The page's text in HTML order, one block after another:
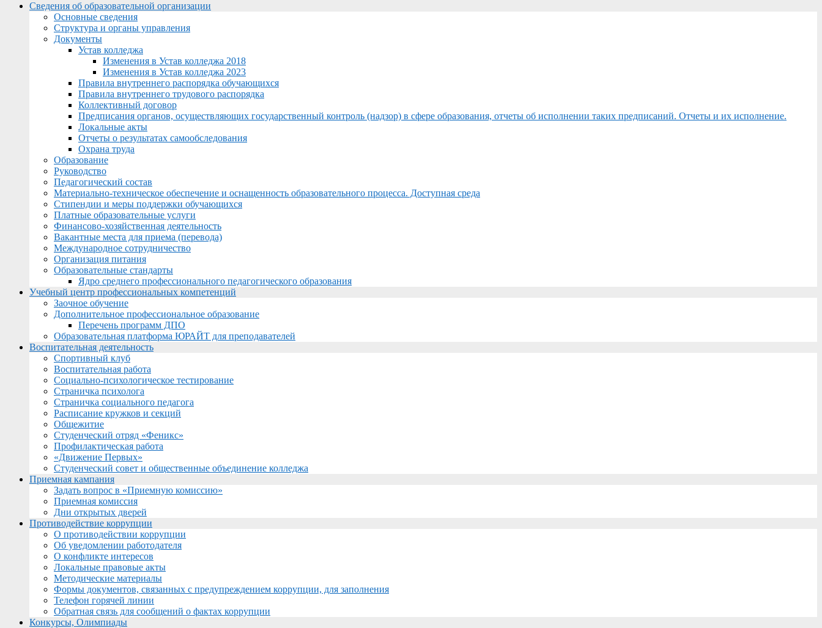
Menu
Сведения об образовательной организации
Основные сведения
Структура и органы управления
Документы
Устав колледжа
Изменения в Устав колледжа 2018
Изменения в Устав колледжа 2023
Правила внутреннего распорядка обучающихся
Правила внутреннего трудового распорядка
Коллективный договор
Предписания органов, осуществляющих государственный контроль (надзор) в сфере образования, отчеты об исполнении таких предписаний. Отчеты и их исполнение.
Локальные акты
Отчеты о результатах самообследования
Охрана труда
Образование
Руководство
Педагогический состав
Материально-техническое обеспечение и оснащенность образовательного процесса. Доступная среда
Стипендии и меры поддержки обучающихся
Платные образовательные услуги
Финансово-хозяйственная деятельность
Вакантные места для приема (перевода)
Международное сотрудничество
Организация питания
Образовательные стандарты
Ядро среднего профессионального педагогического образования
Учебный центр профессиональных компетенций
Заочное обучение
Дополнительное профессиональное образование
Перечень программ ДПО
Образовательная платформа ЮРАЙТ для преподавателей
Воспитательная деятельность
Спортивный клуб
Воспитательная работа
Социально-психологическое тестирование
Страничка психолога
Страничка социального педагога
Расписание кружков и секций
Общежитие
Студенческий отряд «Феникс»
Профилактическая работа
«Движение Первых»
Студенческий совет и общественные объединение колледжа
Приемная кампания
Задать вопрос в «Приемную комиссию»
Приемная комиссия
Дни открытых дверей
Противодействие коррупции
О противодействии коррупции
Об уведомлении работодателя
О конфликте интересов
Локальные правовые акты
Методические материалы
Формы документов, связанных с предупреждением коррупции, для заполнения
Телефон горячей линии
Обратная связь для сообщений о фактах коррупции
Конкурсы, Олимпиады